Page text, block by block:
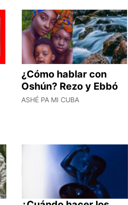
¿Cómo hablar con
Oshún? Rezo y Ebbó
ASHÉ PA MI CUBA